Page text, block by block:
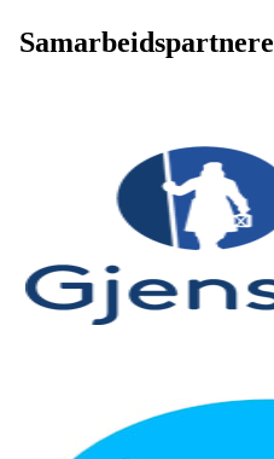
Samarbeidspartnere